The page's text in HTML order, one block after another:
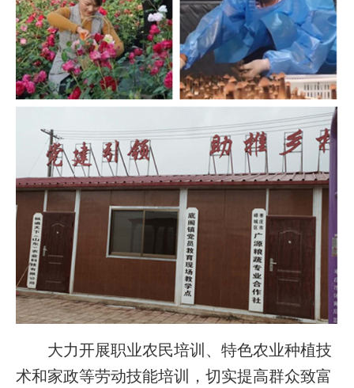
大力开展职业农民培训、特色农业种植技
术和家政等劳动技能培训，切实提高群众致富